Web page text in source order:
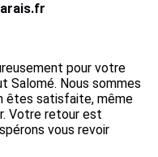
pour votre
Salomé. Nous sommes
êtes satisfaite, même
Votre retour est
vous revoir